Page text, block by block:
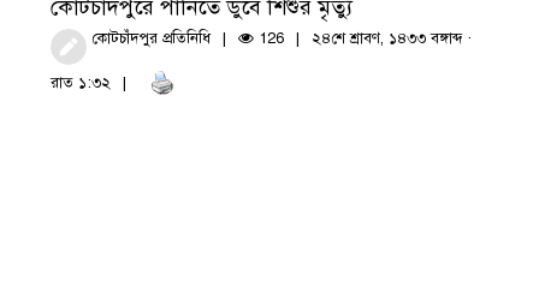
কোটচাঁদপুরে পানিতে ডুবে শিশুর মৃত্যু
কোটচাঁদপুর প্রতিনিধি 126 ২৪শে শ্রাবণ, ১৪৩৩ বঙ্গাব্দ ·
রাত ১:৩২